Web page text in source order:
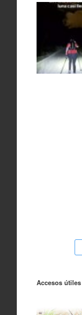
Accesos útiles